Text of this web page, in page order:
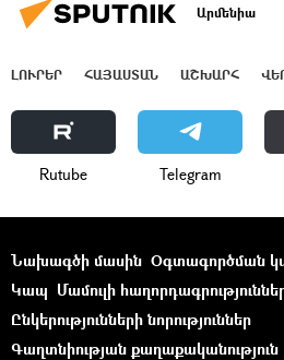
Արմենիա
ԼՈՒՐԵՐ ՀԱՅԱՍՏԱՆ ԱՇԽԱՐՀ
Rutube Telegram
Նախագծի մասին Օգտագործման
Կապ Մամուլի
Ընկերությունների նորություններ
Գաղտնիության քաղաքականություն